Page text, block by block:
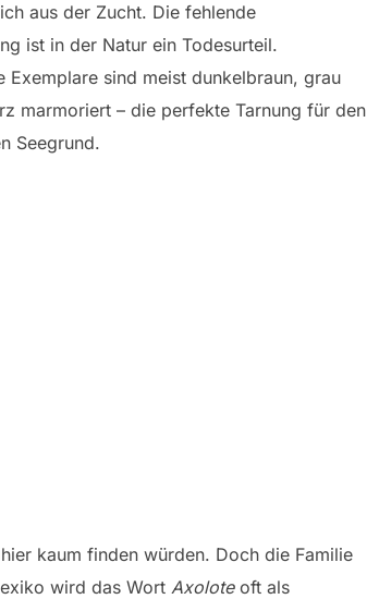
aus der Zucht. Die fehlende
ist in der Natur ein Todesurteil.
Exemplare sind meist dunkelbraun, grau
marmoriert – die perfekte Tarnung für den
Seegrund.
kaum finden würden. Doch die Familie
wird das Wort Axoloteoft als